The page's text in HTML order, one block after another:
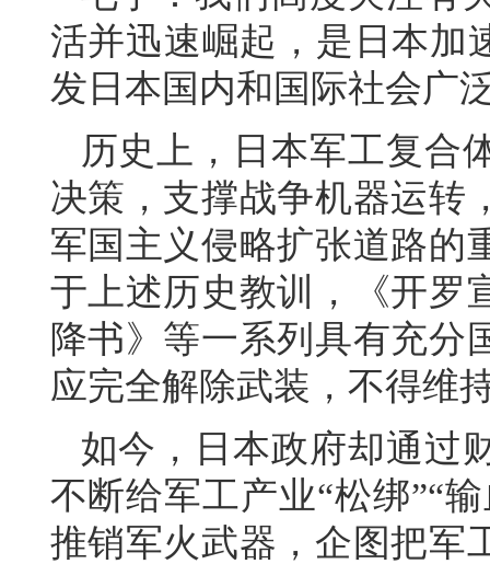
活并迅速崛起，是日本加
发日本国内和国际社会广
历史上，日本军工复合
决策，支撑战争机器运转
军国主义侵略扩张道路的
于上述历史教训，《开罗
降书》等一系列具有充分
应完全解除武装，不得维
如今，日本政府却通过
不断给军工产业“松绑”“
推销军火武器，企图把军